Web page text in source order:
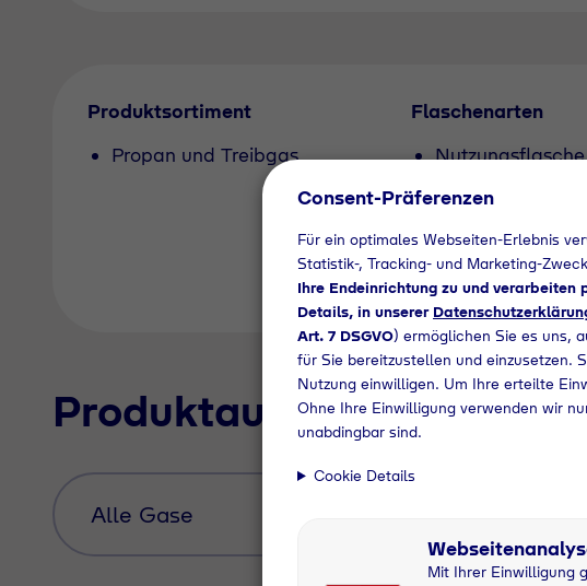
Produktsortiment
Propan und Treibgas
Flaschenarten
Nutzungsflasche
Produktauswahl
Consent-Präferenzen
Für ein optimales Webseiten-Erlebnis
Statistik-, Tracking- und Marketing-
Ihre Endeinrichtung zu und verarbeiten
Details, in unserer
Art. 7 DSGVO) ermöglichen Sie es uns,
für Sie bereitzustellen und einzusetzen.
Nutzung einwilligen. Um Ihre erteilte
Ohne Ihre Einwilligung verwenden wir
unabdingbar sind.
Cookie Details
Mit Ihrer Einwilligung